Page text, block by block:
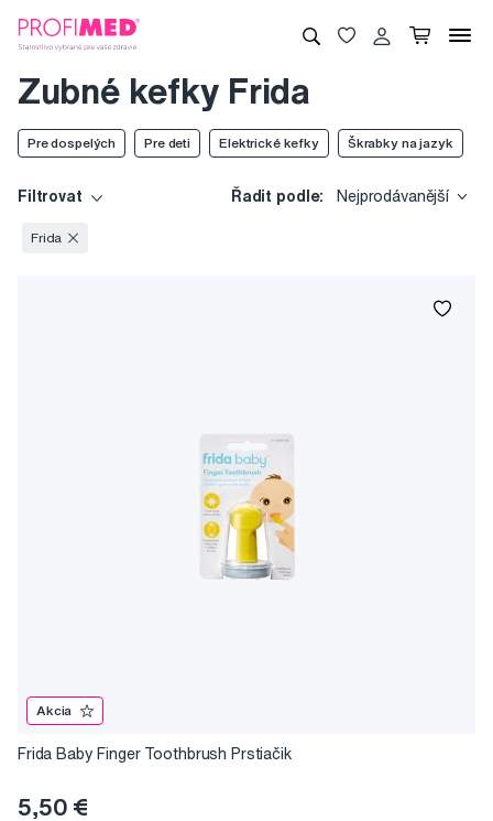
Zubné kefky Frida
Pre dospelých Pre deti Elektrické kefky Škrabky na jazyk
Filtrovat Řadit podle: Nejprodávanější
Frida
Akcia
Frida Baby Finger Toothbrush Prstiačik
5,50 €